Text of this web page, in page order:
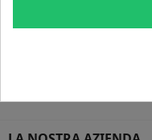
PER SAPERNE DI PIÙ: